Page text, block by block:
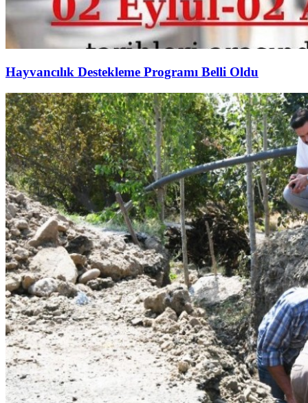
Hayvancılık Destekleme Programı Belli Oldu